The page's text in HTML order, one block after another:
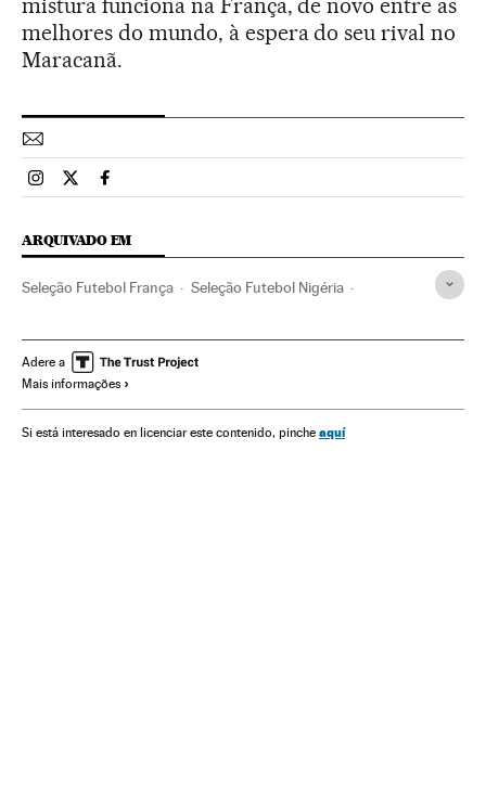
melhores do mundo, à espera do seu rival no
Maracanã.
Esportes El País Brasil en Instagram
Esportes El País Brasil en Twitter
Esportes El País Brasil en Facebook
ARQUIVADO EM
Seleção Futebol França Seleção Futebol Nigéria
Copa do Mundo Futebol Futebol
Campeonato mundial
Adere a
Mais informações
Si está interesado en licenciar este contenido, pinche aquí